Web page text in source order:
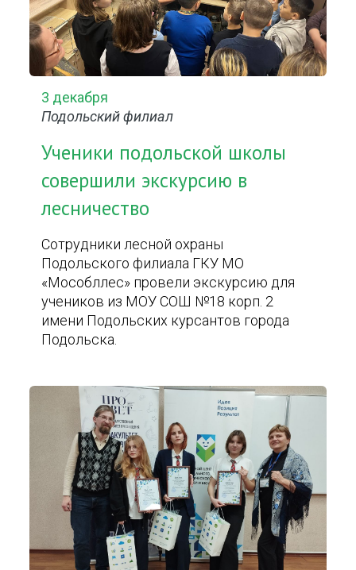
3 декабря
Подольский филиал
Ученики подольской школы
совершили экскурсию в
лесничество
Сотрудники лесной охраны
Подольского филиала ГКУ МО
«Мособллес» провели экскурсию для
учеников из МОУ СОШ №18 корп. 2
имени Подольских курсантов города
Подольска.